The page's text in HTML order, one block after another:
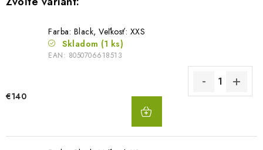
Farba: Black, Veľkosť: XXS
Skladom (1 ks)
EAN: 8050706618513
€140